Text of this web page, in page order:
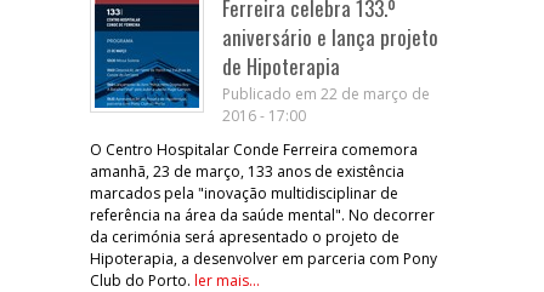
Ferreira celebra 133.º
aniversário e lança projeto
de Hipoterapia
Publicado em 22 de março de
2016 - 17:00
O Centro Hospitalar Conde Ferreira comemora
amanhã, 23 de março, 133 anos de existência
marcados pela "inovação multidisciplinar de
referência na área da saúde mental". No decorrer
da cerimónia será apresentado o projeto de
Hipoterapia, a desenvolver em parceria com Pony
Club do Porto. ler mais...